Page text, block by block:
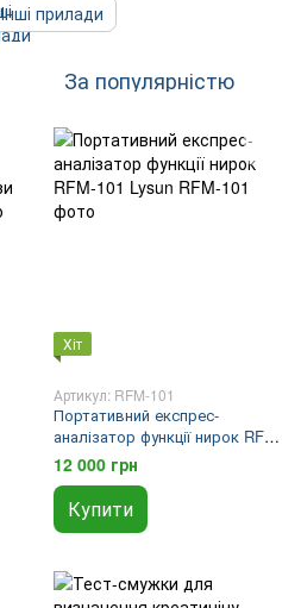
Інші прилади
За популярністю
Хіт
Артикул: RFM-101
Портативний експрес-
аналізатор функції нирок RFM-
101 Lysun
12 000 грн
Купити